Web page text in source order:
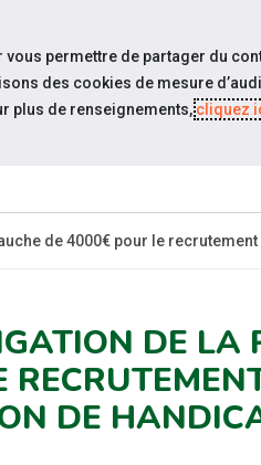
ESPACE
ESPACE
de 4000€ pour le
DE LA
DE
permettre de partager du
des cookies de mesure
plus de renseignements,cliquez